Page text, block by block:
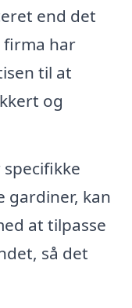
end det
firma har
til at
og
specifikke
gardiner, kan
at tilpasse
så det